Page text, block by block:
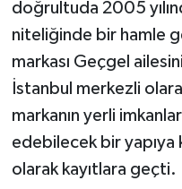
doğrultuda 2005
niteliğinde bir hamle
markası Geçgel
İstanbul merkezli
markanın yerli
edebilecek bir yapıya
olarak kayıtlara geçti.